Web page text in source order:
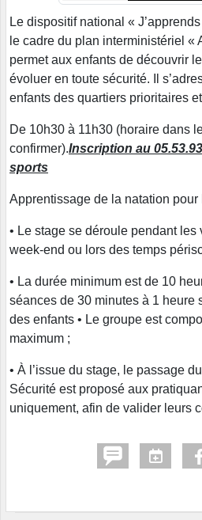
Le dispositif national «
le cadre du plan interministériel «
permet aux enfants de découvrir
évoluer en toute sécurité. Il
enfants des quartiers prioritaires
De 10h30 à 11h30 (horaire dans
confirmer).Inscription au
sports
Apprentissage de la natation
• Le stage se déroule pendant
week-end ou lors des temps
• La durée minimum est de 10
séances de 30 minutes à 1 heure
des enfants • Le groupe est
maximum ;
• À l’issue du stage, le passage
Sécurité est proposé aux
uniquement, afin de valider leurs